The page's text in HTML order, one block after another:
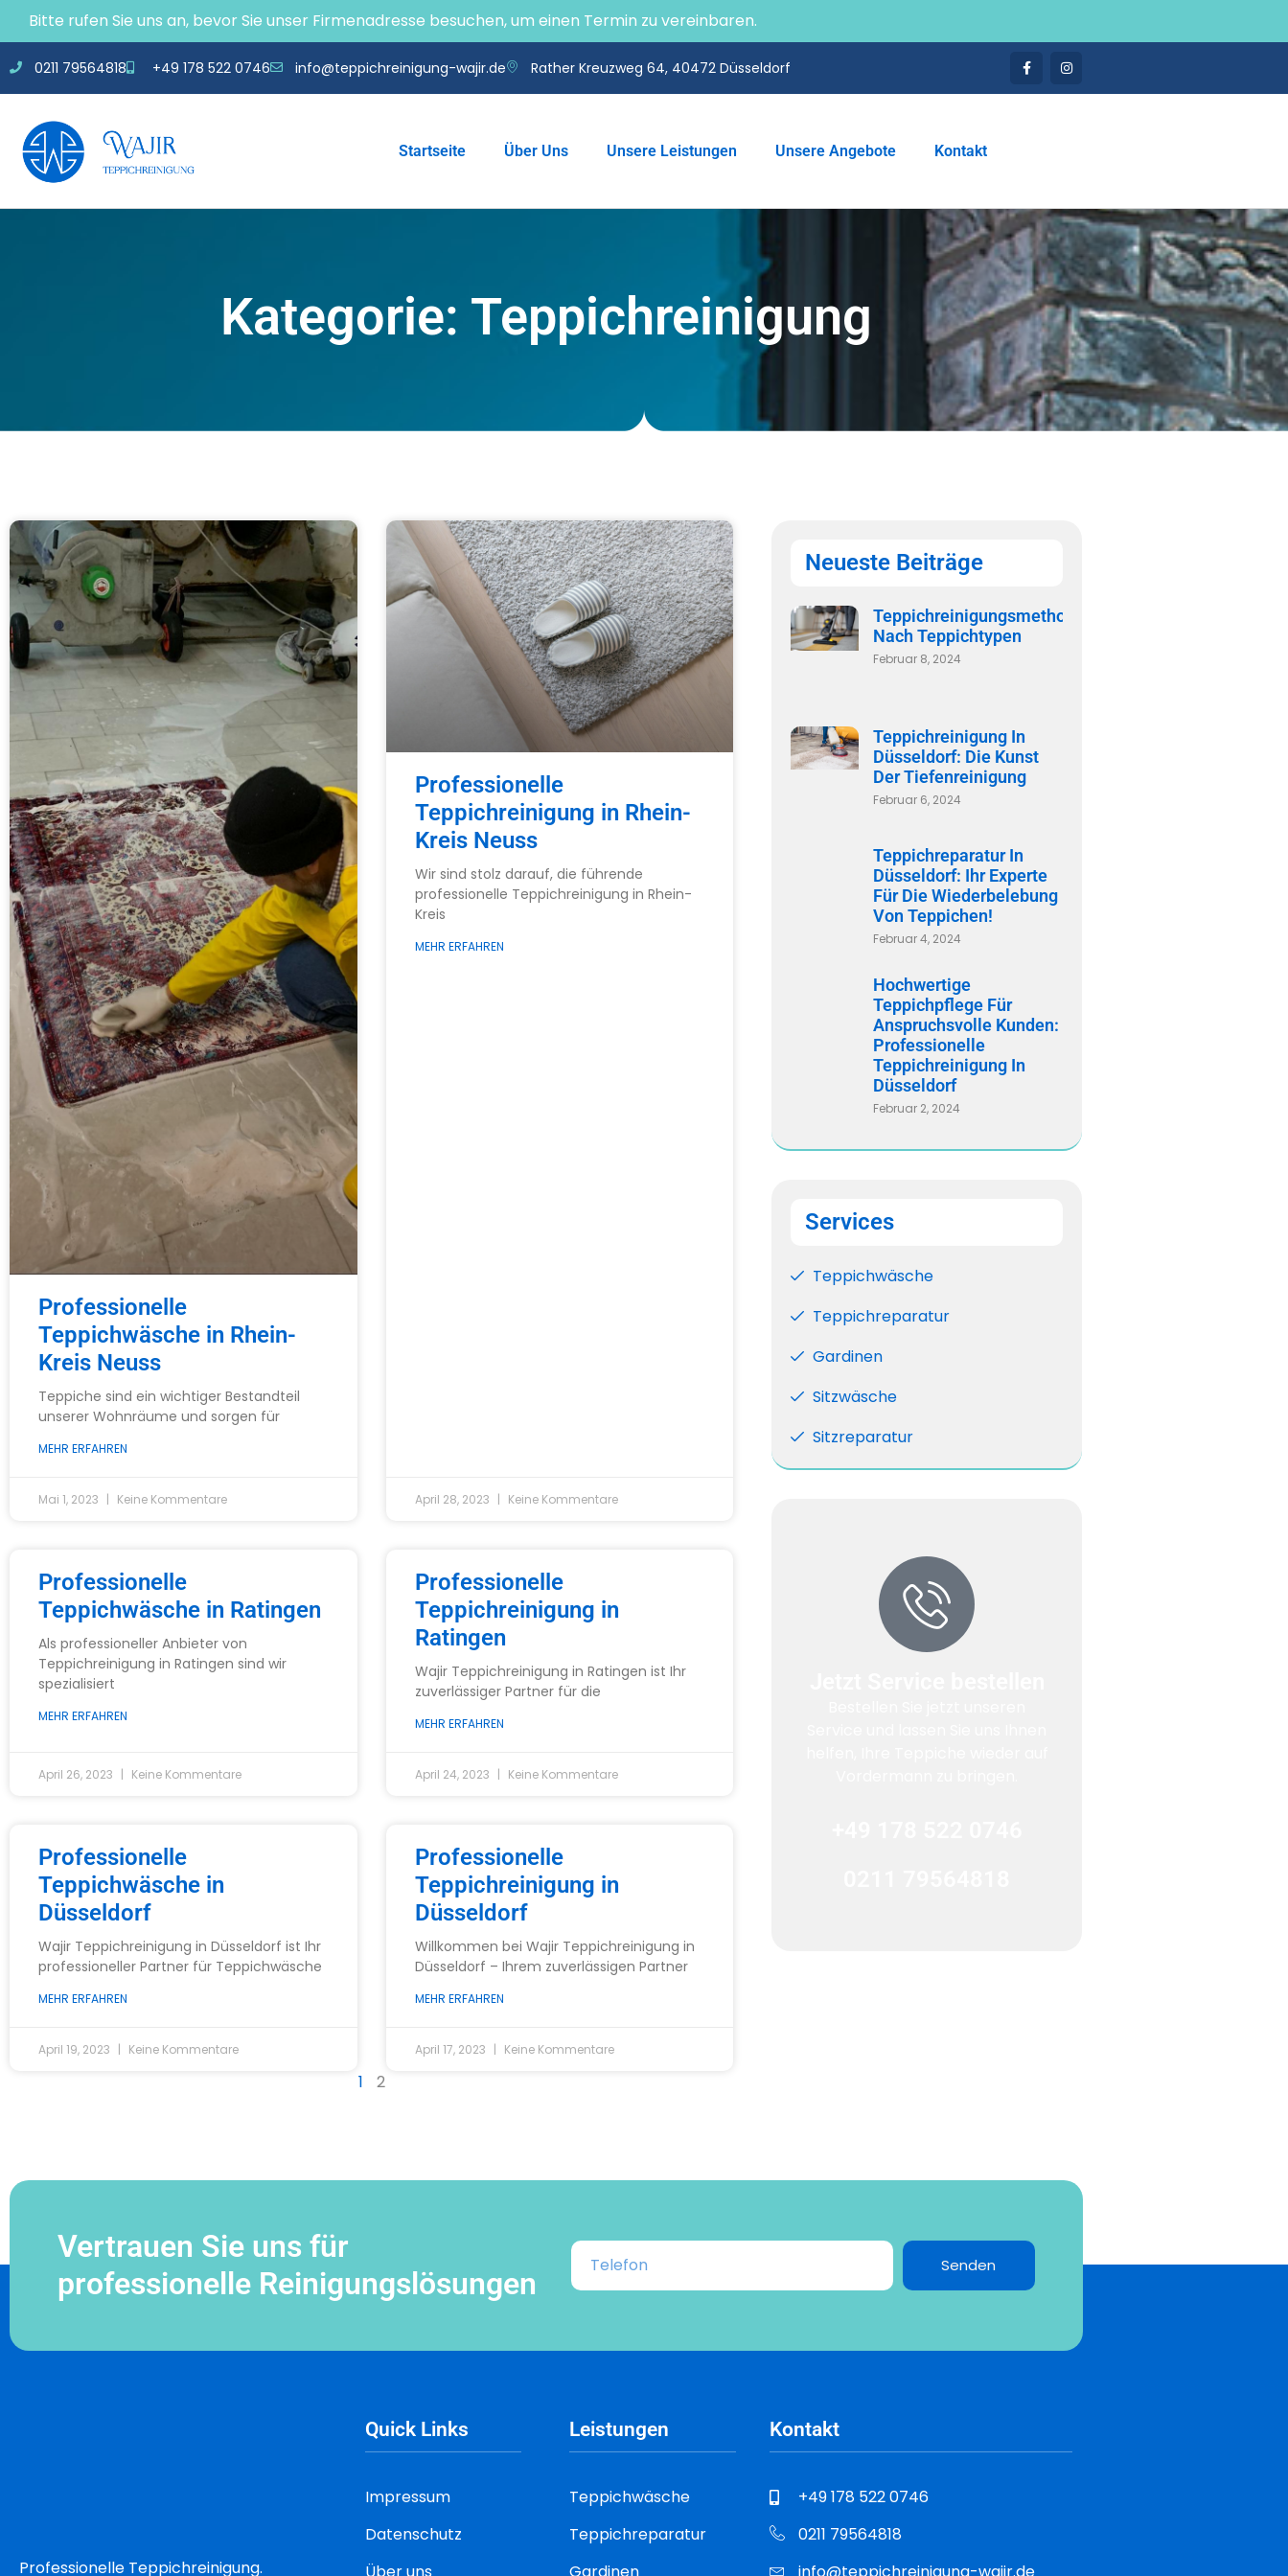
Bitte rufen Sie uns an, bevor Sie unser Firmenadresse besuchen, um einen Termin zu vereinbaren.
0211 79564818 +49 178 522 0746 info@teppichreinigung-wajir.de Rather Kreuzweg 64, 40472 Düsseldorf
Startseite Über Uns Unsere Leistungen Unsere Angebote Kontakt
Kategorie: Teppichreinigung
Professionelle
Teppichwäsche in Rhein-
Kreis Neuss
Teppiche sind ein wichtiger Bestandteil
unserer Wohnräume und sorgen für
MEHR ERFAHREN
Mai 1, 2023 Keine Kommentare
Professionelle
Teppichreinigung in Rhein-
Kreis Neuss
Wir sind stolz darauf, die führende
professionelle Teppichreinigung in Rhein-
Kreis
MEHR ERFAHREN
April 28, 2023 Keine Kommentare
Professionelle
Teppichwäsche in Ratingen
Als professioneller Anbieter von
Teppichreinigung in Ratingen sind wir
spezialisiert
MEHR ERFAHREN
April 26, 2023 Keine Kommentare
Professionelle
Teppichreinigung in
Ratingen
Wajir Teppichreinigung in Ratingen ist Ihr
zuverlässiger Partner für die
MEHR ERFAHREN
April 24, 2023 Keine Kommentare
Professionelle
Teppichwäsche in
Düsseldorf
Wajir Teppichreinigung in Düsseldorf ist Ihr
professioneller Partner für Teppichwäsche
MEHR ERFAHREN
April 19, 2023 Keine Kommentare
Professionelle
Teppichreinigung in
Düsseldorf
Willkommen bei Wajir Teppichreinigung in
Düsseldorf – Ihrem zuverlässigen Partner
MEHR ERFAHREN
April 17, 2023 Keine Kommentare
1 2
Neueste Beiträge
Teppichreinigungsmethoden
Nach Teppichtypen
Februar 8, 2024
Teppichreinigung In
Düsseldorf: Die Kunst
Der Tiefenreinigung
Februar 6, 2024
Teppichreparatur In
Düsseldorf: Ihr Experte
Für Die Wiederbelebung
Von Teppichen!
Februar 4, 2024
Hochwertige
Teppichpflege Für
Anspruchsvolle Kunden:
Professionelle
Teppichreinigung In
Düsseldorf
Februar 2, 2024
Services
Teppichwäsche
Teppichreparatur
Gardinen
Sitzwäsche
Sitzreparatur
Vertrauen Sie uns für
professionelle Reinigungslösungen
Senden
Professionelle Teppichreinigung.
Quick Links
Impressum
Datenschutz
Über uns
Leistungen
Teppichwäsche
Teppichreparatur
Gardinen
Kontakt
+49 178 522 0746
0211 79564818
info@teppichreinigung-wajir.de